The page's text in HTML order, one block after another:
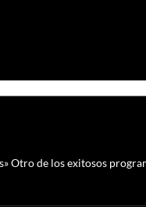
Otro de los exitosos